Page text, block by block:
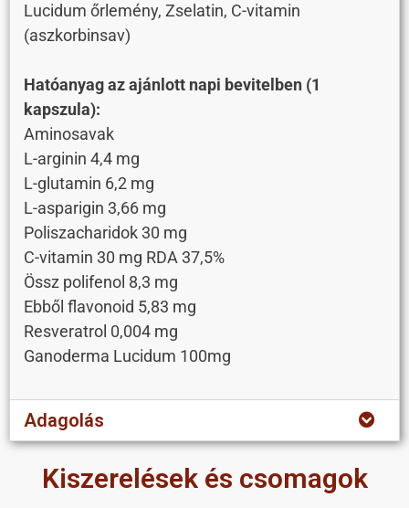
Lucidum őrlemény, Zselatin, C-vitamin
(aszkorbinsav)
Hatóanyag az ajánlott napi bevitelben (1
kapszula):
Aminosavak
L-arginin 4,4 mg
L-glutamin 6,2 mg
L-asparigin 3,66 mg
Poliszacharidok 30 mg
C-vitamin 30 mg RDA 37,5%
Össz polifenol 8,3 mg
Ebből flavonoid 5,83 mg
Resveratrol 0,004 mg
Ganoderma Lucidum 100mg
Adagolás
Kiszerelések és csomagok